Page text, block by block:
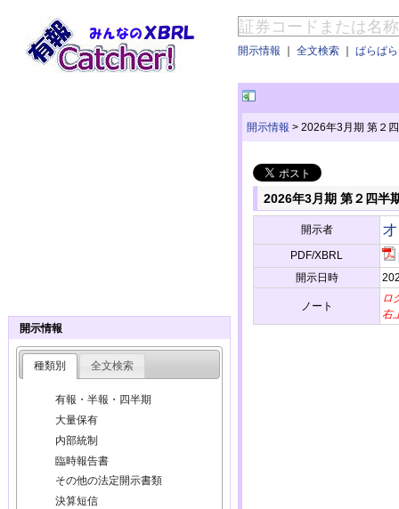
開示情報 ｜ 全文検索 ｜ ぱらぱ
開示情報 > 2026年3月期 第２
2026年3月期 第２四半
開示者
PDF/XBRL
開示日時
ノート
ロ
右
開示情報
種類別 全文検索
有報・半報・四半期
大量保有
内部統制
臨時報告書
その他の法定開示書類
決算短信